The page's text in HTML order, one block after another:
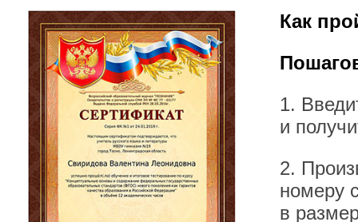
Как
1.
и
2.
номеру
в